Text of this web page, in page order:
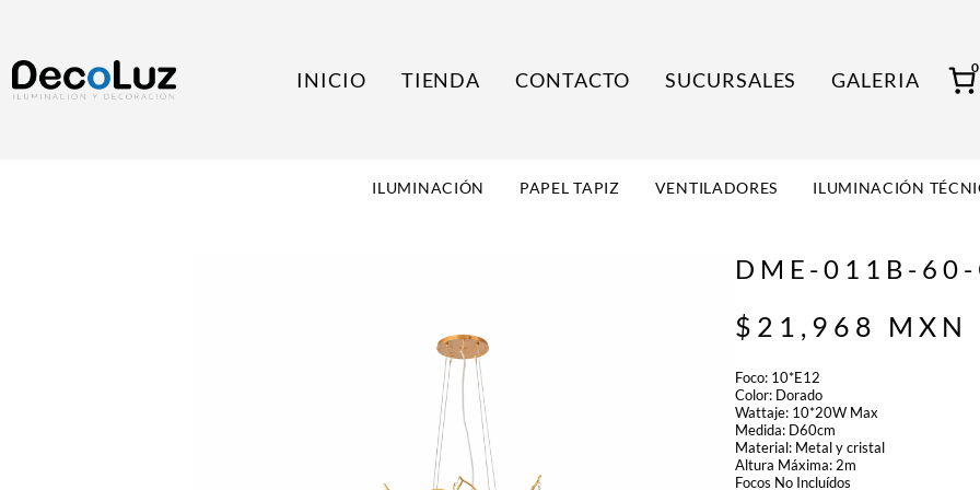
INICIO TIENDA CONTACTO SUCURSALES GALERIA
0
ILUMINACIÓN PAPEL TAPIZ VENTILADORES ILUMINACIÓN
DME-011B-60-
$ 21,968 MXN
Foco: 10*E12
Color: Dorado
Wattaje: 10*20W Max
Medida: D60cm
Material: Metal y cristal
Altura Máxima: 2m
Focos No Incluídos